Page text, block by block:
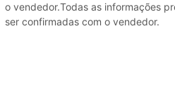
o vendedor.Todas as informações
ser confirmadas com o vendedor.